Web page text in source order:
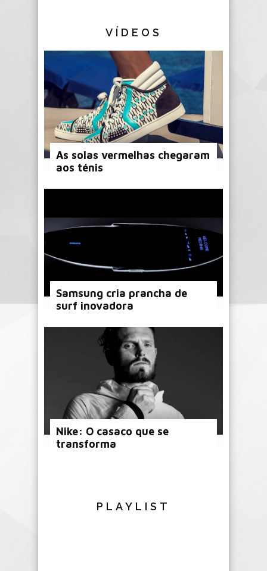
VÍDEOS
As solas vermelhas chegaram
aos ténis
Samsung cria prancha de
surf inovadora
Nike: O casaco que se
transforma
PLAYLIST